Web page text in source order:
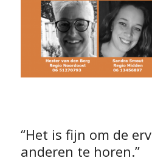
“Het is fijn om de
anderen te horen.”